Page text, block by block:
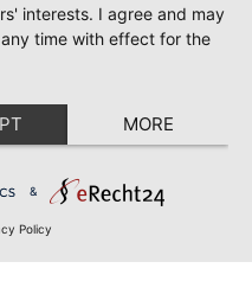
interests. I agree and may
time with effect for the
MORE
&
Policy